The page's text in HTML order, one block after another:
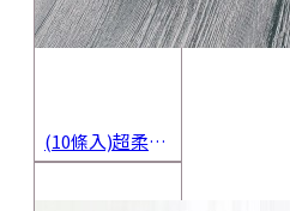
(10條入)超柔軟抹布 不沾油洗碗巾 多用途擦拭布